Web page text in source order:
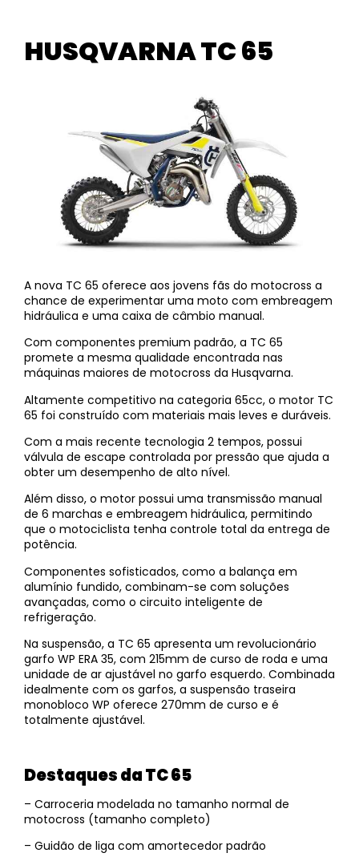
HUSQVARNA TC 65
A nova TC 65 oferece aos jovens fãs do motocross a
chance de experimentar uma moto com embreagem
hidráulica e uma caixa de câmbio manual.
Com componentes premium padrão, a TC 65
promete a mesma qualidade encontrada nas
máquinas maiores de motocross da Husqvarna.
Altamente competitivo na categoria 65cc, o motor TC
65 foi construído com materiais mais leves e duráveis.
Com a mais recente tecnologia 2 tempos, possui
válvula de escape controlada por pressão que ajuda a
obter um desempenho de alto nível.
Além disso, o motor possui uma transmissão manual
de 6 marchas e embreagem hidráulica, permitindo
que o motociclista tenha controle total da entrega de
potência.
Componentes sofisticados, como a balança em
alumínio fundido, combinam-se com soluções
avançadas, como o circuito inteligente de
refrigeração.
Na suspensão, a TC 65 apresenta um revolucionário
garfo WP ERA 35, com 215mm de curso de roda e uma
unidade de ar ajustável no garfo esquerdo. Combinada
idealmente com os garfos, a suspensão traseira
monobloco WP oferece 270mm de curso e é
totalmente ajustável.
Destaques da TC 65
– Carroceria modelada no tamanho normal de
motocross (tamanho completo)
– Guidão de liga com amortecedor padrão